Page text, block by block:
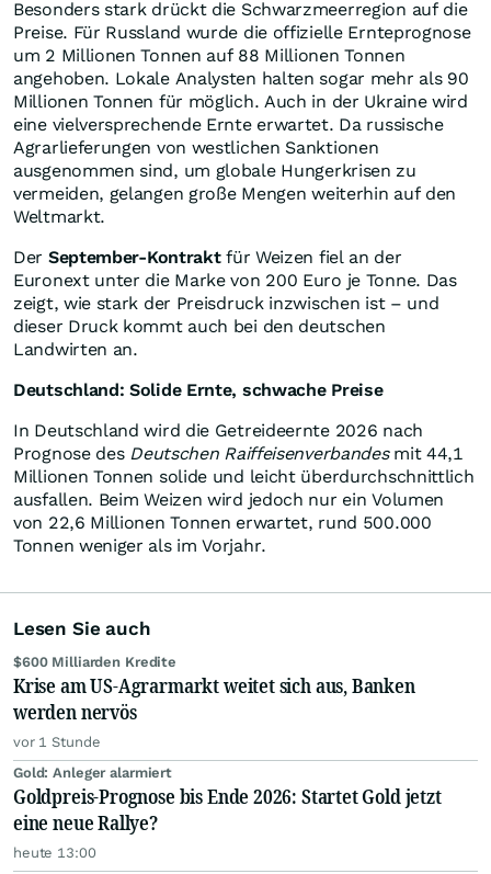
Besonders stark drückt die Schwarzmeerregion auf die
Preise. Für Russland wurde die offizielle Ernteprognose
um 2 Millionen Tonnen auf 88 Millionen Tonnen
angehoben. Lokale Analysten halten sogar mehr als 90
Millionen Tonnen für möglich. Auch in der Ukraine wird
eine vielversprechende Ernte erwartet. Da russische
Agrarlieferungen von westlichen Sanktionen
ausgenommen sind, um globale Hungerkrisen zu
vermeiden, gelangen große Mengen weiterhin auf den
Weltmarkt.
Der September-Kontraktfür Weizen fiel an der
Euronext unter die Marke von 200 Euro je Tonne. Das
zeigt, wie stark der Preisdruck inzwischen ist – und
dieser Druck kommt auch bei den deutschen
Landwirten an.
Deutschland: Solide Ernte, schwache Preise
In Deutschland wird die Getreideernte 2026 nach
Prognose des Deutschen Raiffeisenverbandesmit 44,1
Millionen Tonnen solide und leicht überdurchschnittlich
ausfallen. Beim Weizen wird jedoch nur ein Volumen
von 22,6 Millionen Tonnen erwartet, rund 500.000
Tonnen weniger als im Vorjahr.
Lesen Sie auch
$600 Milliarden Kredite
Krise am US-Agrarmarkt weitet sich aus, Banken
werden nervös
vor 1 Stunde
Gold: Anleger alarmiert
Goldpreis-Prognose bis Ende 2026: Startet Gold jetzt
eine neue Rallye?
heute 13:00